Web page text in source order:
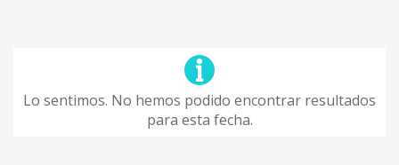
Lo sentimos. No hemos podido encontrar resultados
para esta fecha.